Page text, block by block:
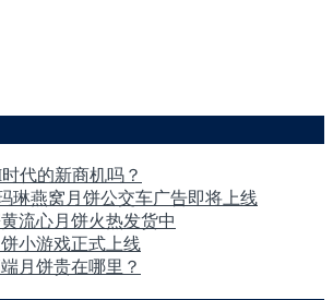
代的新商机吗？
琳燕窝月饼公交车广告即将上线
流心月饼火热发货中
小游戏正式上线
月饼贵在哪里？